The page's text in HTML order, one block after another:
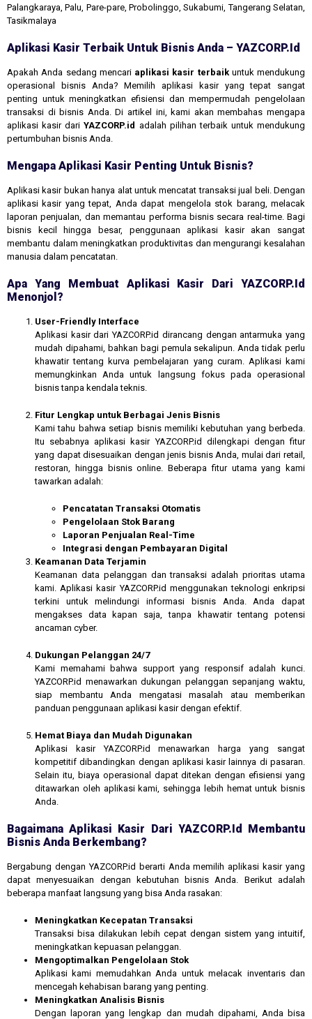
Palangkaraya, Palu, Pare-pare, Probolinggo, Sukabumi, Tangerang Selatan,
Tasikmalaya
Aplikasi Kasir Terbaik Untuk Bisnis Anda – YAZCORP.id
Apakah Anda sedang mencari aplikasi kasir terbaikuntuk mendukung
operasional bisnis Anda? Memilih aplikasi kasir yang tepat sangat
penting untuk meningkatkan efisiensi dan mempermudah pengelolaan
transaksi di bisnis Anda. Di artikel ini, kami akan membahas mengapa
aplikasi kasir dariYAZCORP.id adalah pilihan terbaik untuk mendukung
pertumbuhan bisnis Anda.
Mengapa Aplikasi Kasir Penting Untuk Bisnis?
Aplikasi kasir bukan hanya alat untuk mencatat transaksi jual beli. Dengan
aplikasi kasir yang tepat, Anda dapat mengelola stok barang, melacak
laporan penjualan, dan memantau performa bisnis secara real-time. Bagi
bisnis kecil hingga besar, penggunaan aplikasi kasir akan sangat
membantu dalam meningkatkan produktivitas dan mengurangi kesalahan
manusia dalam pencatatan.
Apa Yang Membuat Aplikasi Kasir Dari YAZCORP.id
Menonjol?
User-Friendly Interface
Aplikasi kasir dari YAZCORP.id dirancang dengan antarmuka yang
mudah dipahami, bahkan bagi pemula sekalipun. Anda tidak perlu
khawatir tentang kurva pembelajaran yang curam. Aplikasi kami
memungkinkan Anda untuk langsung fokus pada operasional
bisnis tanpa kendala teknis.
Fitur Lengkap untuk Berbagai Jenis Bisnis
Kami tahu bahwa setiap bisnis memiliki kebutuhan yang berbeda.
Itu sebabnya aplikasi kasir YAZCORP.id dilengkapi dengan fitur
yang dapat disesuaikan dengan jenis bisnis Anda, mulai dari retail,
restoran, hingga bisnis online. Beberapa fitur utama yang kami
tawarkan adalah:
Pencatatan Transaksi Otomatis
Pengelolaan Stok Barang
Laporan Penjualan Real-Time
Integrasi dengan Pembayaran Digital
Keamanan Data Terjamin
Keamanan data pelanggan dan transaksi adalah prioritas utama
kami. Aplikasi kasir YAZCORP.id menggunakan teknologi enkripsi
terkini untuk melindungi informasi bisnis Anda. Anda dapat
mengakses data kapan saja, tanpa khawatir tentang potensi
ancaman cyber.
Dukungan Pelanggan 24/7
Kami memahami bahwa support yang responsif adalah kunci.
YAZCORP.id menawarkan dukungan pelanggan sepanjang waktu,
siap membantu Anda mengatasi masalah atau memberikan
panduan penggunaan aplikasi kasir dengan efektif.
Hemat Biaya dan Mudah Digunakan
Aplikasi kasir YAZCORP.id menawarkan harga yang sangat
kompetitif dibandingkan dengan aplikasi kasir lainnya di pasaran.
Selain itu, biaya operasional dapat ditekan dengan efisiensi yang
ditawarkan oleh aplikasi kami, sehingga lebih hemat untuk bisnis
Anda.
Bagaimana Aplikasi Kasir Dari YAZCORP.id Membantu
Bisnis Anda Berkembang?
Bergabung dengan YAZCORP.id berarti Anda memilih aplikasi kasir yang
dapat menyesuaikan dengan kebutuhan bisnis Anda. Berikut adalah
beberapa manfaat langsung yang bisa Anda rasakan:
Meningkatkan Kecepatan Transaksi
Transaksi bisa dilakukan lebih cepat dengan sistem yang intuitif,
meningkatkan kepuasan pelanggan.
Mengoptimalkan Pengelolaan Stok
Aplikasi kami memudahkan Anda untuk melacak inventaris dan
mencegah kehabisan barang yang penting.
Meningkatkan Analisis Bisnis
Dengan laporan yang lengkap dan mudah dipahami, Anda bisa